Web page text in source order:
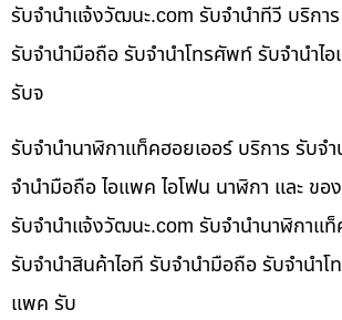
รับจํานําแจ้งวัฒนะ.com รับจำนำทีวี บริกา
รับจำนำมือถือ รับจำนำโทรศัพท์ รับจำนำไ
รับจ
รับจำนำนาฬิกาแท็คฮอยเออร์ บริการ รับจ
จำนำมือถือ ไอแพค ไอโฟน นาฬิกา และ ข
รับจํานําแจ้งวัฒนะ.com รับจำนำนาฬิกาแ
รับจำนำสินค้าไอที รับจำนำมือถือ รับจำนำโ
แพค รับ